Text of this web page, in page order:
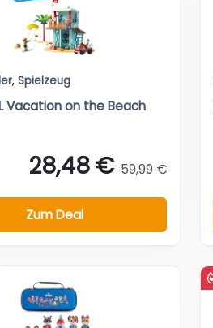
, Spielzeug
Vacation on the Beach
28,48 € 59,99 €
Zum Deal